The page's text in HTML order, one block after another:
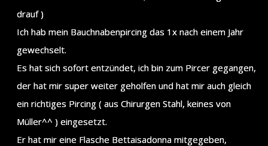
drauf )
Ich hab mein Bauchnabenpircing das 1x nach einem Jahr
gewechselt.
Es hat sich sofort entzündet, ich bin zum Pircer gegangen,
der hat mir super weiter geholfen und hat mir auch gleich
ein richtiges Pircing ( aus Chirurgen Stahl, keines von
Müller^^ ) eingesetzt.
Er hat mir eine Flasche Bettaisadonna mitgegeben,